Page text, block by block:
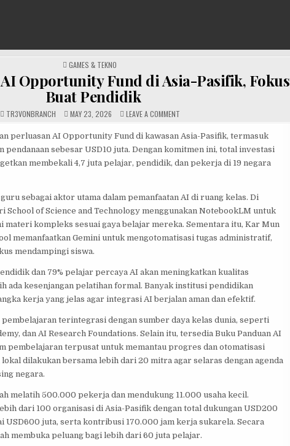
POSTED
IN
GAMES & TEKNO
Opportunity Fund di Asia-Pasifik, Fokus
Buat Pendidik
TR3V0NBRANCH MAY 23, 2026 LEAVE A COMMENTON
AI
FUND
ASIA-
PENDIDIK
perluasan AI Opportunity Fund di kawasan Asia-Pasifik, termasuk
pendanaan sebesar USD10 juta. Dengan komitmen ini, total investasi
membekali 4,7 juta pelajar, pendidik, dan pekerja di 19 negara
sebagai aktor utama dalam pemanfaatan AI di ruang kelas. Di
School of Science and Technology menggunakan NotebookLM untuk
materi kompleks sesuai gaya belajar mereka. Sementara itu, Kar Mun
memanfaatkan Gemini untuk mengotomatisasi tugas administratif,
mendampingi siswa.
dan 79% pelajar percaya AI akan meningkatkan kualitas
ada kesenjangan pelatihan formal. Banyak institusi pendidikan
kerja yang jelas agar integrasi AI berjalan aman dan efektif.
terintegrasi dengan sumber daya kelas dunia, seperti
dan AI Research Foundations. Selain itu, tersedia Buku Panduan AI
pembelajaran terpusat untuk memantau progres dan otomatisasi
dilakukan bersama lebih dari 20 mitra agar selaras dengan agenda
negara.
melatih 500.000 pekerja dan mendukung 11.000 usaha kecil.
dari 100 organisasi di Asia-Pasifik dengan total dukungan USD200
USD600 juta, serta kontribusi 170.000 jam kerja sukarela. Secara
membuka peluang bagi lebih dari 60 juta pelajar.